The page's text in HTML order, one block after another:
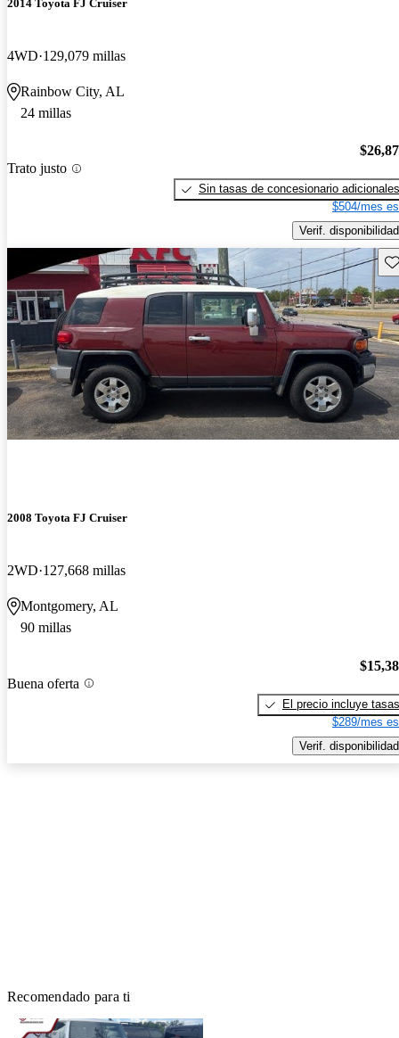
2014 Toyota FJ Cruiser
4WD 129,079 millas
Rainbow City, AL
24 millas
Trato justo
Sin tasas de concesionario adicionales
$504/mes
Verif. disponibilidad
2008 Toyota FJ Cruiser
2WD 127,668 millas
Montgomery, AL
90 millas
Buena oferta
El precio incluye tasas
$289/mes
Verif. disponibilidad
Recomendado para ti